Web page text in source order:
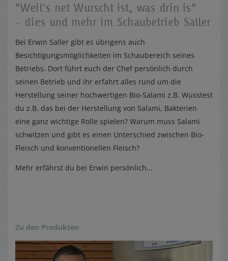
"Weil's net Wurscht ist, was drin is"
- dies und mehr im Schaubetrieb Saller
Bei Erwin Saller gibt es übrigens auch
Besichtigungsmöglichkeiten im Schaubereich seines
Betriebs. Dort führt euch der Chef persönlich durch
seinen Betrieb und ihr erfahrt alles rund um die
Herstellung seiner hochwertigen Bio-Salami z.B. Wusstest
du z.B. das bei der Herstellung von Salami, Bakterien
eine ganz wichtige Rolle spielen? Warum muss Salami
schwitzen und gibt es einen Unterschied zwischen Bio-
Fleisch und konventionellen Fleisch?
Mehr erfährst du bei Erwin persönlich...
Zu den Produkten